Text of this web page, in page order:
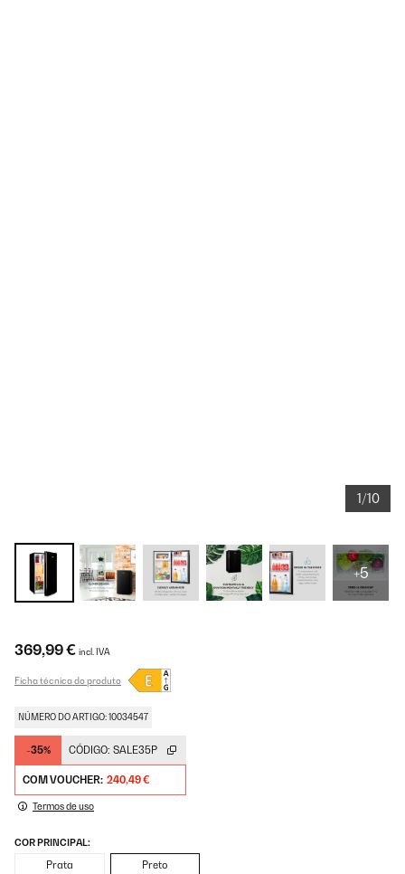
1/10
+5
369,99 € incl. IVA
Ficha técnica do produto
NÚMERO DO ARTIGO: 10034547
-35% CÓDIGO: SALE35P
COM VOUCHER: 240,49 €
Termos de uso
COR PRINCIPAL:
Prata
Preto